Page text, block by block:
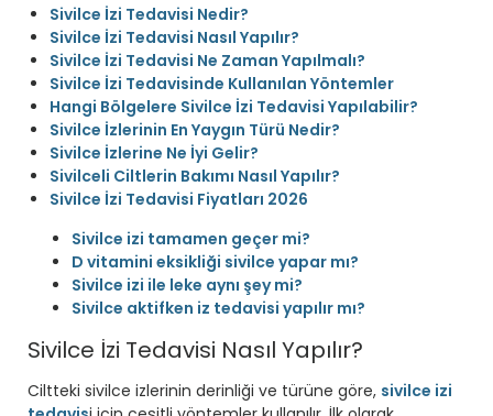
Sivilce İzi Tedavisi Nedir?
Sivilce İzi Tedavisi Nasıl Yapılır?
Sivilce İzi Tedavisi Ne Zaman Yapılmalı?
Sivilce İzi Tedavisinde Kullanılan Yöntemler
Hangi Bölgelere Sivilce İzi Tedavisi Yapılabilir?
Sivilce İzlerinin En Yaygın Türü Nedir?
Sivilce İzlerine Ne İyi Gelir?
Sivilceli Ciltlerin Bakımı Nasıl Yapılır?
Sivilce İzi Tedavisi Fiyatları 2026
Sivilce izi tamamen geçer mi?
D vitamini eksikliği sivilce yapar mı?
Sivilce izi ile leke aynı şey mi?
Sivilce aktifken iz tedavisi yapılır mı?
Sivilce İzi Tedavisi Nasıl Yapılır?
Ciltteki sivilce izlerinin derinliği ve türüne göre, sivilce izi